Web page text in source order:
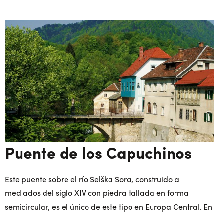
Puente de los Capuchinos
Este puente sobre el río Selška Sora, construido a
mediados del siglo XIV con piedra tallada en forma
semicircular, es el único de este tipo en Europa Central. En